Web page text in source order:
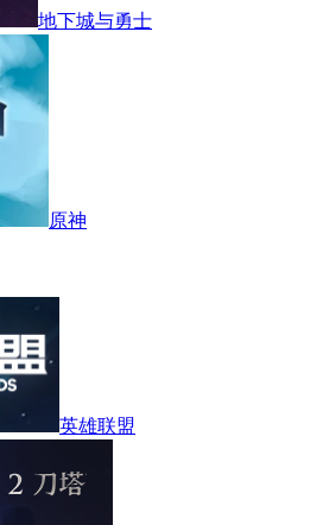
地下城与勇士
原神
英雄联盟